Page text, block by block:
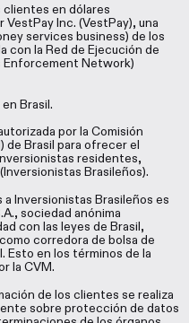
en dólares
Inc. (VestPay), una
services business) de los
con la Red de Ejecución de
Enforcement Network)
Brasil.
por la Comisión
de Brasil para ofrecer el
residentes,
Brasileños).
Inversionistas Brasileños es
sociedad anónima
con las leyes de Brasil,
corredora de bolsa de
Esto en los términos de la
la CVM.
de los clientes se realiza
sobre protección de datos